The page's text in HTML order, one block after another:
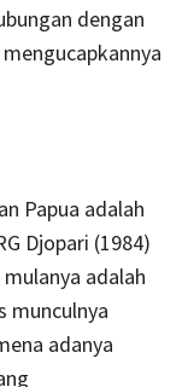
dengan
Papua adalah
Djopari (1984)
adalah
munculnya
adanya